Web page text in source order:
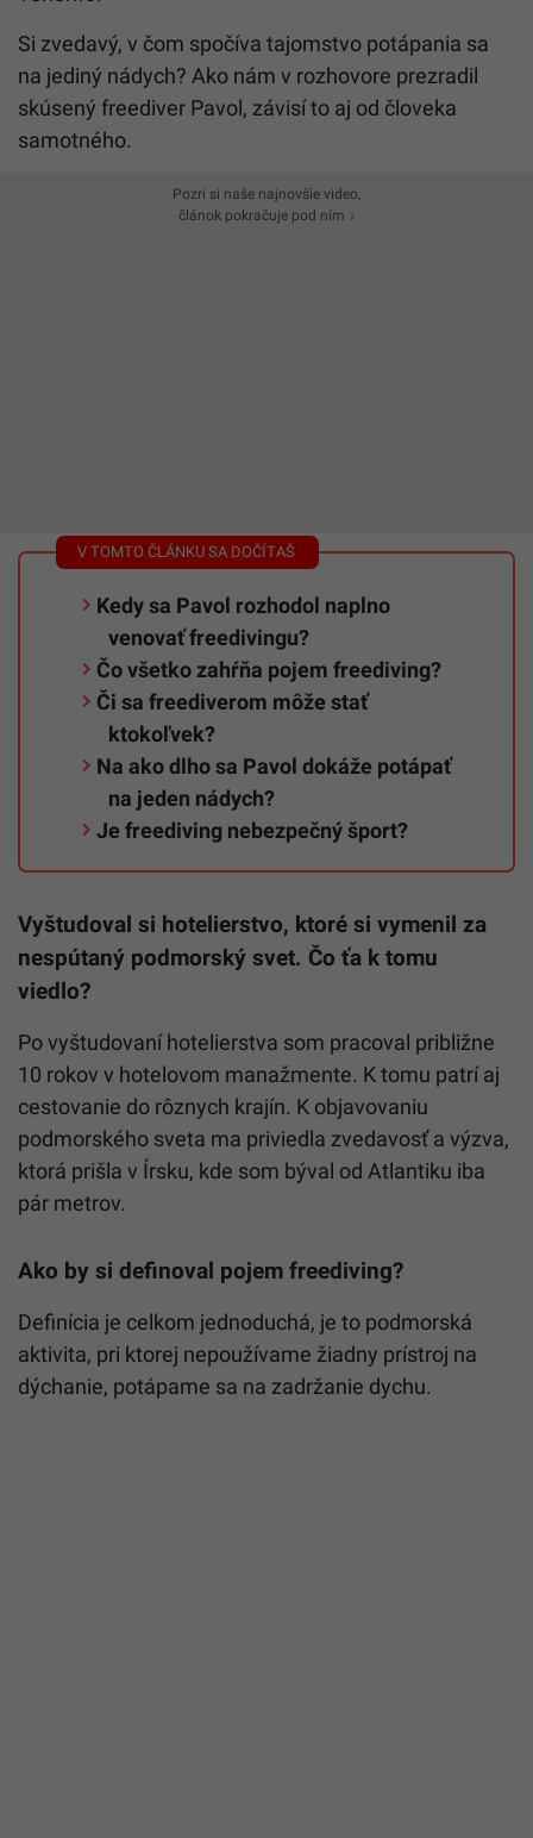
Si zvedavý, v čom spočíva tajomstvo potápania sa
na jediný nádych? Ako nám v rozhovore prezradil
skúsený freediver Pavol, závisí to aj od človeka
samotného.
Pozri si naše najnovšie video,
článok pokračuje pod ním ↓
Kedy sa Pavol rozhodol naplno
venovať freedivingu?
Čo všetko zahŕňa pojem freediving?
Či sa freediverom môže stať
ktokoľvek?
Na ako dlho sa Pavol dokáže potápať
na jeden nádych?
Je freediving nebezpečný šport?
Vyštudoval si hotelierstvo, ktoré si vymenil za
nespútaný podmorský svet. Čo ťa k tomu
viedlo?
Po vyštudovaní hotelierstva som pracoval približne
10 rokov v hotelovom manažmente. K tomu patrí aj
cestovanie do rôznych krajín. K objavovaniu
podmorského sveta ma priviedla zvedavosť a výzva,
ktorá prišla v Írsku, kde som býval od Atlantiku iba
pár metrov.
Ako by si definoval pojem freediving?
Definícia je celkom jednoduchá, je to podmorská
aktivita, pri ktorej nepoužívame žiadny prístroj na
dýchanie, potápame sa na zadržanie dychu.